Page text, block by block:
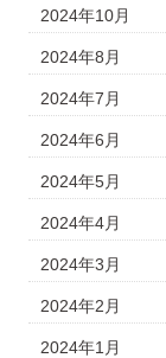
2024年10月
2024年8月
2024年7月
2024年6月
2024年5月
2024年4月
2024年3月
2024年2月
2024年1月